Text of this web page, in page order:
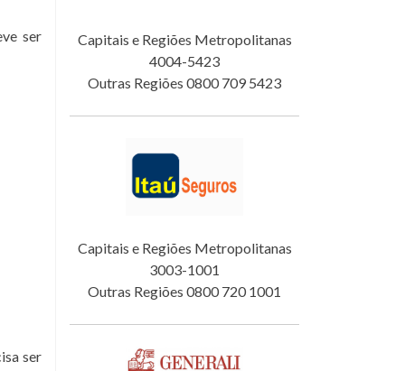
ser
ser
Capitais e Regiões Metropolitanas
4004-5423
Outras Regiões 0800 709 5423
Capitais e Regiões Metropolitanas
3003-1001
Outras Regiões 0800 720 1001